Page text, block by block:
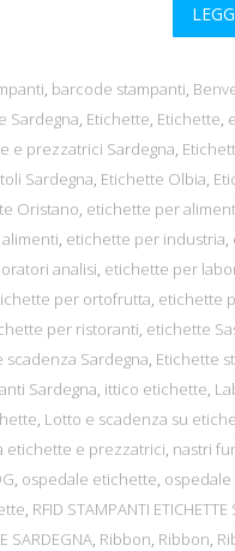
, barcode stampanti,
Sardegna, Etichette, Etichette,
e prezzatrici Sardegna,
Sardegna, Etichette Olbia,
Oristano, etichette per
, etichette per industria,
analisi, etichette per
per ortofrutta, etichette
per ristoranti, etichette
scadenza Sardegna, Etichette
Sardegna, ittico etichette,
, Lotto e scadenza su
etichette e prezzatrici, nastri
, ospedale etichette,
, RFID STAMPANTI
SARDEGNA, Ribbon, Ribbon,